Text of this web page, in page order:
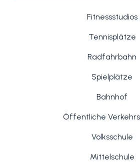
Fitnessstudios
Tennisplätze
Radfahrbahn
Spielplätze
Bahnhof
Öffentliche
Volksschule
Mittelschule